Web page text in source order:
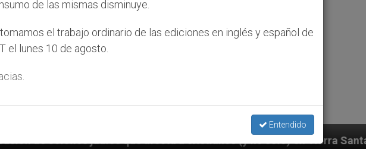
afecta a cristianos (y no sólo) en Tierra Santa Sacerdotes
de las mismas disminuye.
el trabajo ordinario de las ediciones en inglés y español de
el lunes 10 de agosto.
Entendido